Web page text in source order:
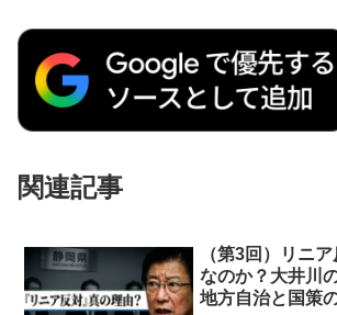
関連記事
（第3回）リニ
なのか？大井川
地方自治と国策